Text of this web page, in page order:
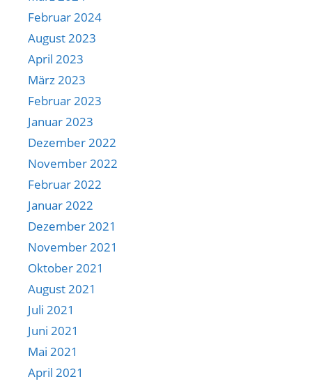
Februar 2024
August 2023
April 2023
März 2023
Februar 2023
Januar 2023
Dezember 2022
November 2022
Februar 2022
Januar 2022
Dezember 2021
November 2021
Oktober 2021
August 2021
Juli 2021
Juni 2021
Mai 2021
April 2021